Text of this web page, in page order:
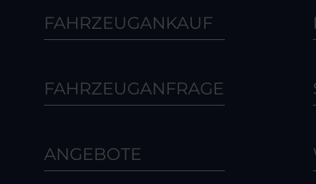
FAHRZEUGANKAUF
FAHRZEUGANFRAGE
ANGEBOTE